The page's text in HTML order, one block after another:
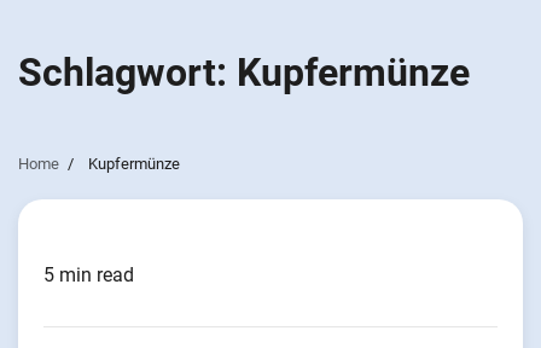
Schlagwort: Kupfermünze
Home Kupfermünze
5 min read